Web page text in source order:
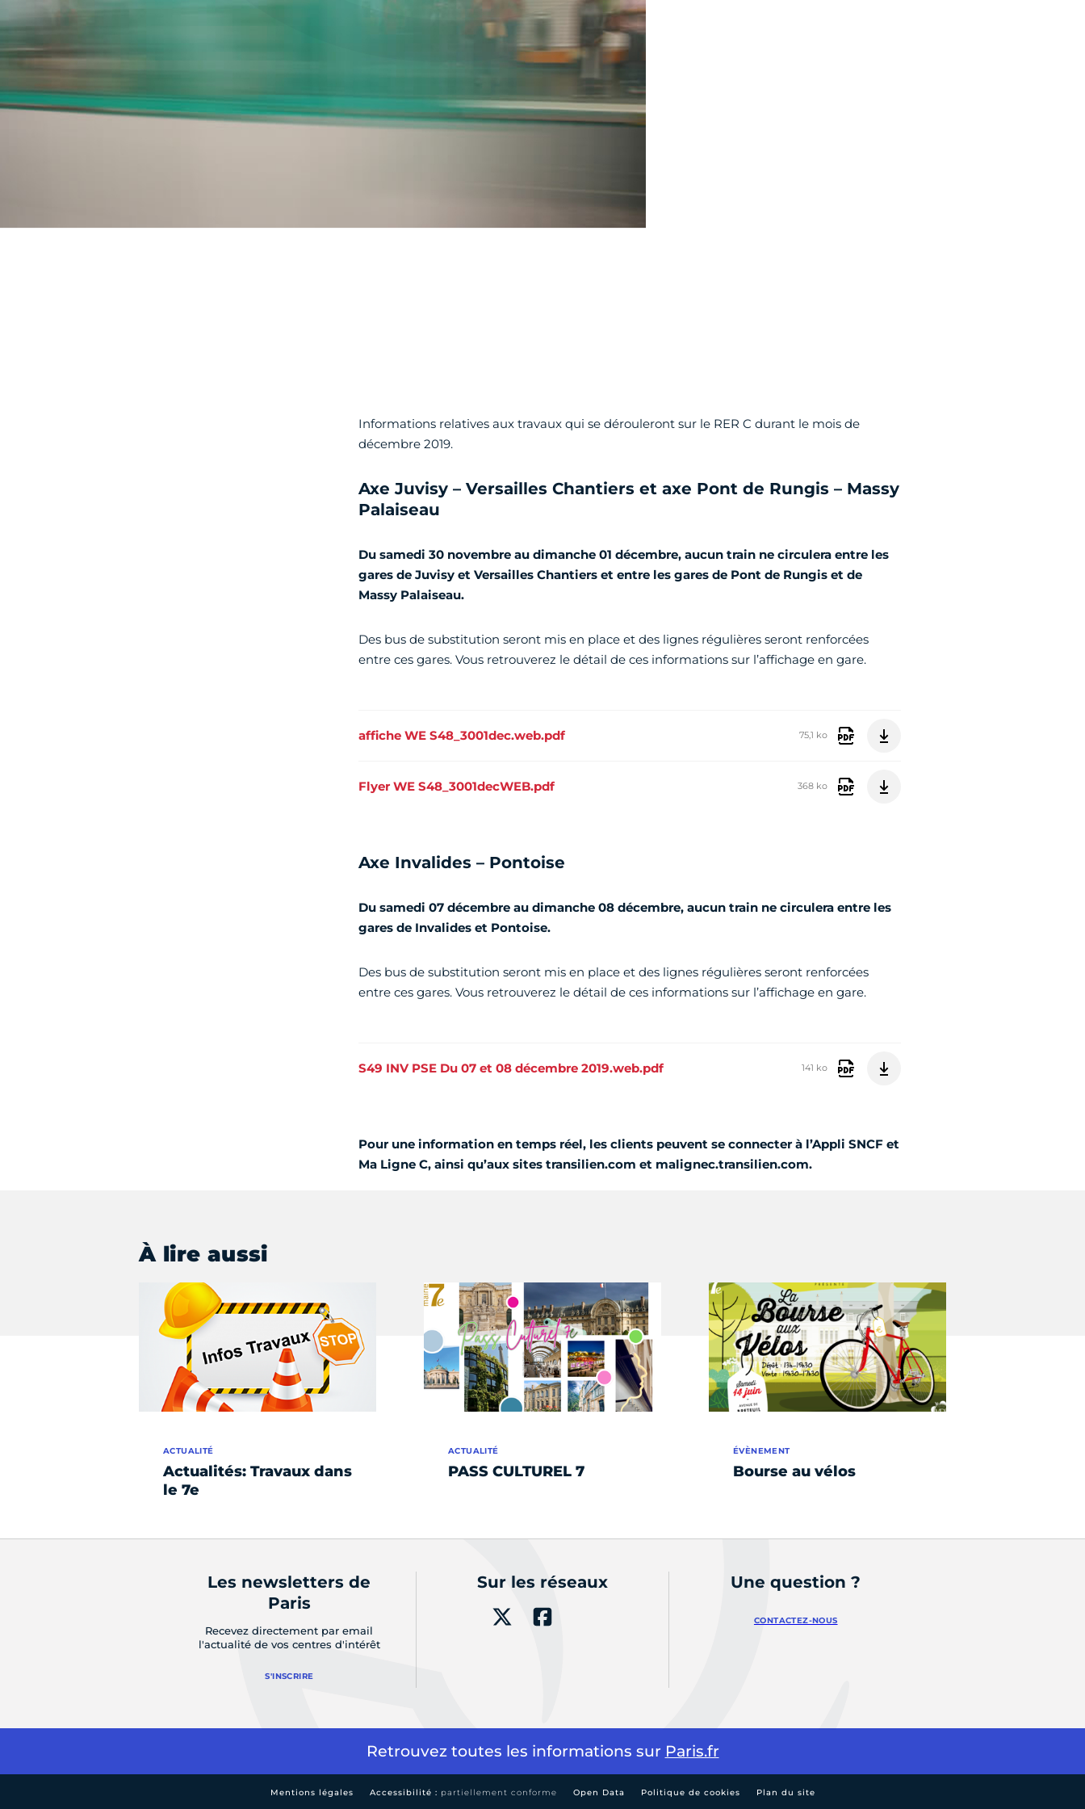
Informations relatives aux travaux qui se dérouleront sur le RER C durant le mois de
décembre 2019.
Axe Juvisy – Versailles Chantiers et axe Pont de Rungis – Massy
Palaiseau
Du samedi 30 novembre au dimanche 01 décembre, aucun train ne circulera entre les
gares de Juvisy et Versailles Chantiers et entre les gares de Pont de Rungis et de
Massy Palaiseau.
Des bus de substitution seront mis en place et des lignes régulières seront renforcées
entre ces gares. Vous retrouverez le détail de ces informations sur l’affichage en gare.
affiche WE S48_3001dec.web.pdf 75,1 ko
Flyer WE S48_3001decWEB.pdf 368 ko
Axe Invalides – Pontoise
Du samedi 07 décembre au dimanche 08 décembre, aucun train ne circulera entre les
gares de Invalides et Pontoise.
Des bus de substitution seront mis en place et des lignes régulières seront renforcées
entre ces gares. Vous retrouverez le détail de ces informations sur l’affichage en gare.
S49 INV PSE Du 07 et 08 décembre 2019.web.pdf 141 ko
Pour une information en temps réel, les clients peuvent se connecter à l’Appli SNCF et
Ma Ligne C, ainsi qu’aux sites transilien.com et malignec.transilien.com.
À lire aussi
Actualités: Travaux dans
le 7e
ACTUALITÉ
PASS CULTUREL 7
ACTUALITÉ
Bourse au vélos
ÉVÈNEMENT
Les newsletters de
Paris
Recevez directement par email
l'actualité de vos centres d'intérêt
S'INSCRIRE
Sur les réseaux Une question ?
CONTACTEZ-NOUS
Retrouvez toutes les informations sur Paris.fr
Mentions légales Accessibilité : partiellement conforme Open Data Politique de cookies Plan du site